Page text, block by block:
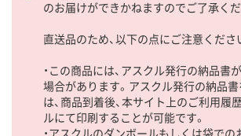
のお届けができかねますのでご了承くだ
直送品のため、以下の点にご注意くださ
・この商品には、アスクル発行の納品書
場合があります。アスクル発行の納品
は、商品到着後、本サイト上のご利用履
ルにて印刷することが可能です。
・アスクルのダンボールもしくは袋で